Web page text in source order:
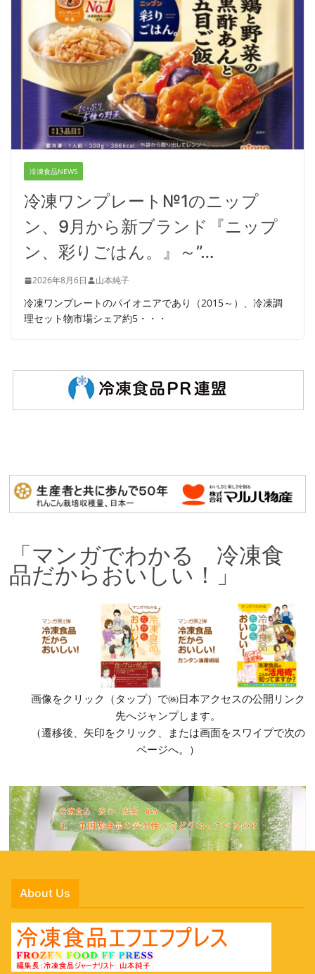
冷凍食品NEWS
冷凍ワンプレート№1のニップ
ン、9月から新ブランド『ニップ
ン、彩りごはん。』～”…
2026年8月6日 山本純子
冷凍ワンプレートのパイオニアであり（2015～）、冷凍調
理セット物市場シェア約5・・・
「マンガでわかる 冷凍食
品だからおいしい！」
画像をクリック（タップ）で㈱日本アクセスの公開リンク
先へジャンプします。
（遷移後、矢印をクリック、または画面をスワイプで次の
ページへ。）
About Us